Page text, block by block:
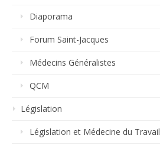
Diaporama
Forum Saint-Jacques
Médecins Généralistes
QCM
Législation
Législation et Médecine du Travail